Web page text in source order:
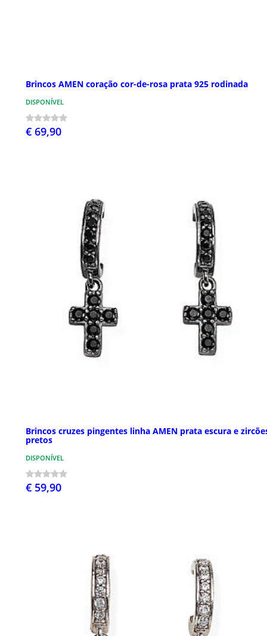
Brincos AMEN coração cor-de-rosa prata 925 rodinada
DISPONÍVEL
€ 69,90
Brincos cruzes pingentes linha AMEN prata escura e
pretos
DISPONÍVEL
€ 59,90